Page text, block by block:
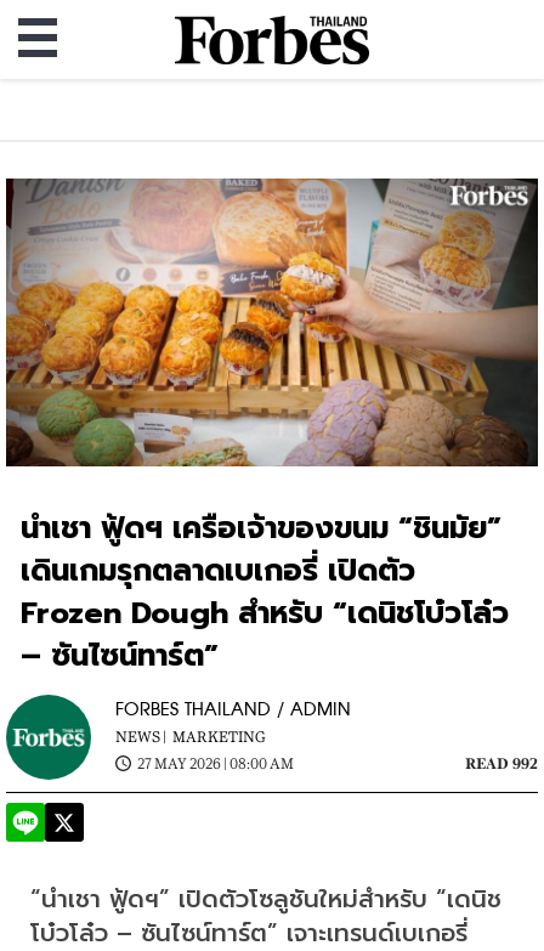
นําเชา ฟู้ดฯ เครือเจ้าของขนม “ชินมัย”
เดินเกมรุกตลาดเบเกอรี่ เปิดตัว
Frozen Dough สำหรับ “เดนิชโบ๋วโล๋ว
– ซันไซน์ทาร์ต”
FORBES THAILAND / ADMIN
NEWS | MARKETING
27 MAY 2026 | 08:00 AM
READ 992
“นําเชา ฟู้ดฯ” เปิดตัวโซลูชันใหม่สำหรับ “เดนิช
โบ๋วโล๋ว – ซันไซน์ทาร์ต” เจาะเทรนด์เบเกอรี่